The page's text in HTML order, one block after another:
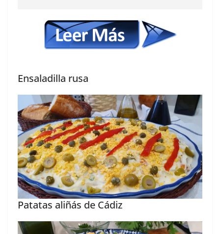
Ensaladilla rusa
Patatas aliñás de Cádiz